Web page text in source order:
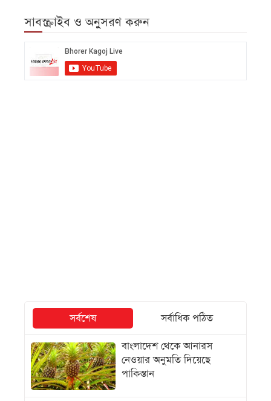
সাবস্ক্রাইব ও অনুসরণ করুন
সর্বশেষ
সর্বাধিক পঠিত
বাংলাদেশ থেকে আনারস
নেওয়ার অনুমতি দিয়েছে
পাকিস্তান